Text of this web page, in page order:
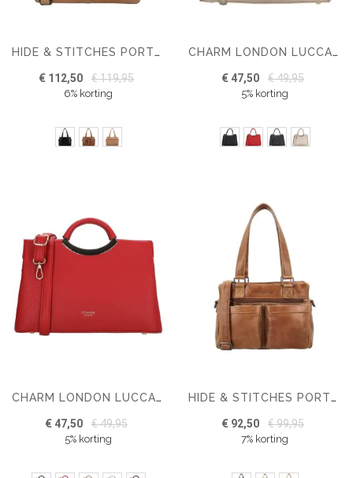
HIDE & STITCHES PORTO HANDTAS VAN LEER
€ 112,50 € 119,95
6% korting
CHARM LONDON LUCCA DAMES HANDTAS
€ 47,50 € 49,95
5% korting
CHARM LONDON LUCCA HANDTAS
€ 47,50 € 49,95
5% korting
HIDE & STITCHES PORTO LEREN HANDTAS
€ 92,50 € 99,95
7% korting